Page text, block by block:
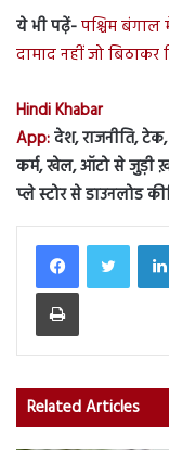
ये भी पढ़ें-पश्चिम बंगाल
दामाद नहीं जो
Hindi Khabar
App:देश, राजनीति, टेक,
कर्म, खेल, ऑटो से जुड़ी
प्ले स्टोर से डाउनलोड
Print
Related Articles